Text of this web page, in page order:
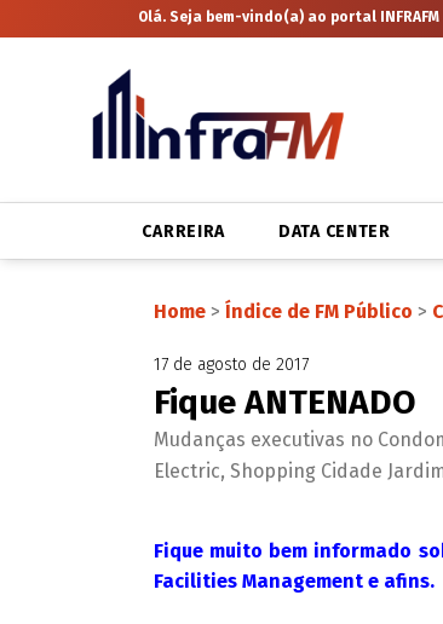
Olá. Seja bem-vindo(a) ao portal INFRAFM
CARREIRA DATA CENTER
Home> Índice de FM Público >
17 de agosto de 2017
Fique ANTENADO
Mudanças executivas no
Electric, Shopping Cidade
Fique muito bem informado
Facilities Management e afins.